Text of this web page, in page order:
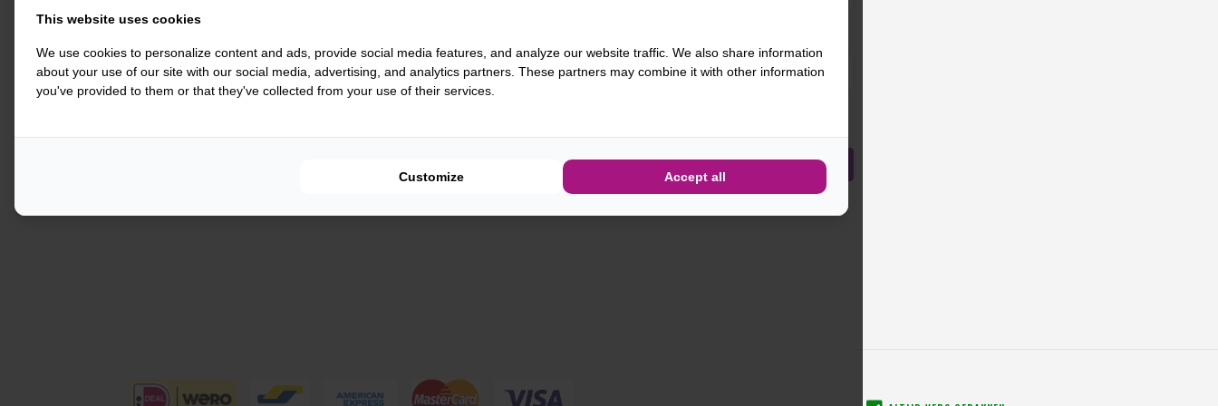
This website uses cookies
We use cookies to personalize content and ads, provide social media features, and analyze our website traffic. We also share information
about your use of our site with our social media, advertising, and analytics partners. These partners may combine it with other information
you've provided to them or that they've collected from your use of their services.
Customize Accept all